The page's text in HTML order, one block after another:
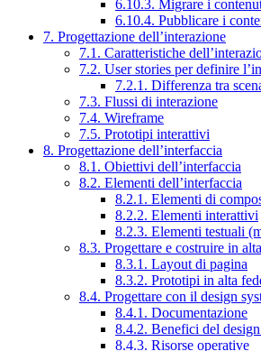
6.10.3. Migrare i
6.10.4. Pubblicare i
7. Progettazione dell’interazione
7.1. Caratteristiche
7.2. User stories per definire
7.2.1. Differenza tra
7.3. Flussi di interazione
7.4. Wireframe
7.5. Prototipi interattivi
8. Progettazione dell’interfaccia
8.1. Obiettivi dell’interfaccia
8.2. Elementi dell’interfaccia
8.2.1. Elementi di
8.2.2. Elementi interattivi
8.2.3. Elementi testuali
8.3. Progettare e costruire in
8.3.1. Layout di pagina
8.3.2. Prototipi in alta
8.4. Progettare con il design
8.4.1. Documentazione
8.4.2. Benefici del
8.4.3. Risorse operative